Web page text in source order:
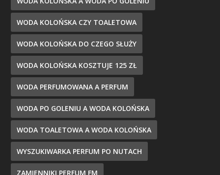
WODA KOLOŃSKA CZY TOALETOWA
WODA KOLOŃSKA DO CZEGO SŁUŻY
WODA KOLOŃSKA KOSZTUJE 125 ZŁ
WODA PERFUMOWANA A PERFUM
WODA PO GOLENIU A WODA KOLOŃSKA
WODA TOALETOWA A WODA KOLOŃSKA
WYSZUKIWARKA PERFUM PO NUTACH
ZAMIENNIKI PERFUM FM